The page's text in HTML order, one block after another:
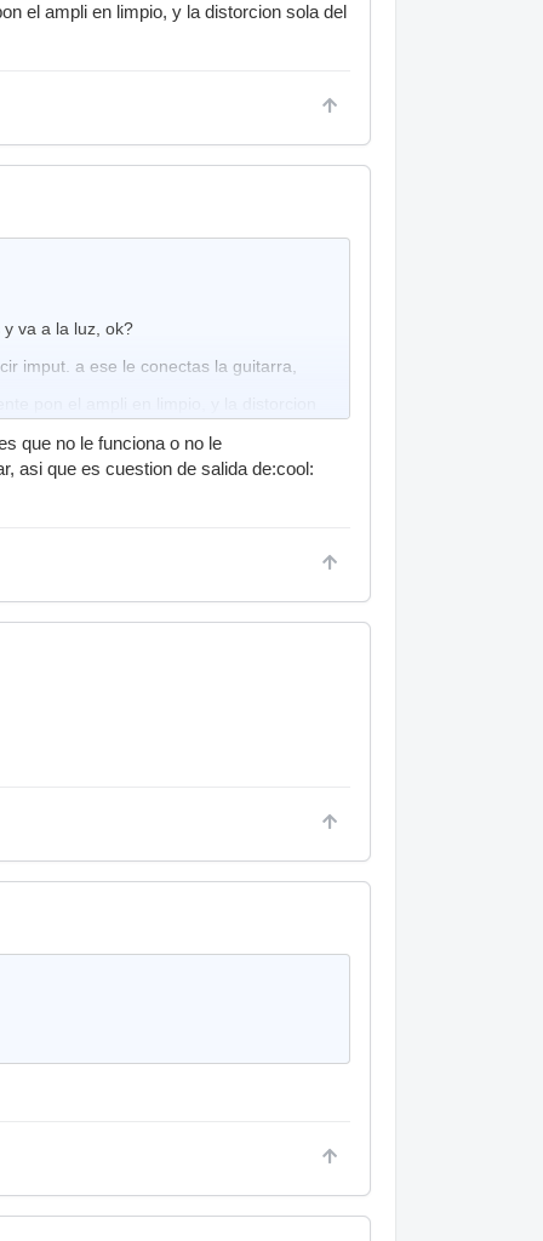
el ampli en limpio, y la distorcion sola del
va a la luz, ok?
imput. a ese le conectas la guitarra,
pon el ampli en limpio, y la distorcion
que no le funciona o no le
asi que es cuestion de salida de:cool: